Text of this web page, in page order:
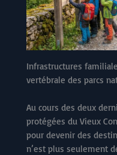
Infrastructures
vertébrale des parcs
Au cours des deux
protégées du Vieux
pour devenir des
n’est plus seulement